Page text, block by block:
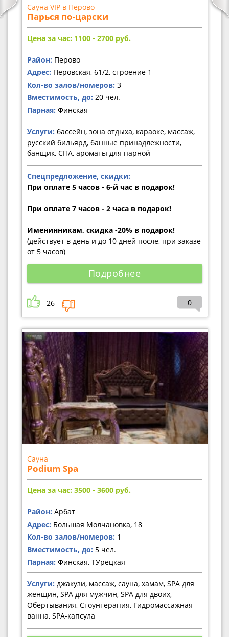
Сауна VIP в Перово
Парься по-царски
Цена за час: 1100 - 2700 руб.
Район: Перово
Адрес: Перовская, 61/2, строение 1
Кол-во залов/номеров: 3
Вместимость, до: 20 чел.
Парная: Финская
Услуги: бассейн, зона отдыха, караоке, массаж,
русский бильярд, банные принадлежности,
банщик, СПА, ароматы для парной
Спецпредложение, скидки:
При оплате 5 часов - 6-й час в подарок!
При оплате 7 часов - 2 часа в подарок!
Именинникам, скидка -20% в подарок!
(действует в день и до 10 дней после, при заказе
от 5 часов)
Подробнее
26 0
Сауна
Podium Spa
Цена за час: 3500 - 3600 руб.
Район: Арбат
Адрес: Большая Молчановка, 18
Кол-во залов/номеров: 1
Вместимость, до: 5 чел.
Парная: Финская, ТУрецкая
Услуги: джакузи, массаж, сауна, хамам, SPA для
женщин, SPA для мужчин, SPA для двоих,
Обертывания, Стоунтерапия, Гидромассажная
ванна, SPA-капсула